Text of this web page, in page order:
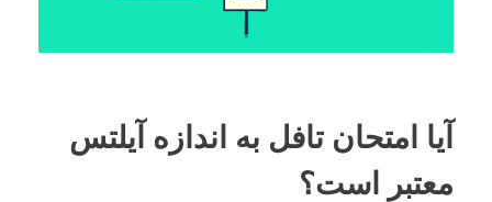
آیا امتحان تافل به اندازه آیلتس
معتبر است؟